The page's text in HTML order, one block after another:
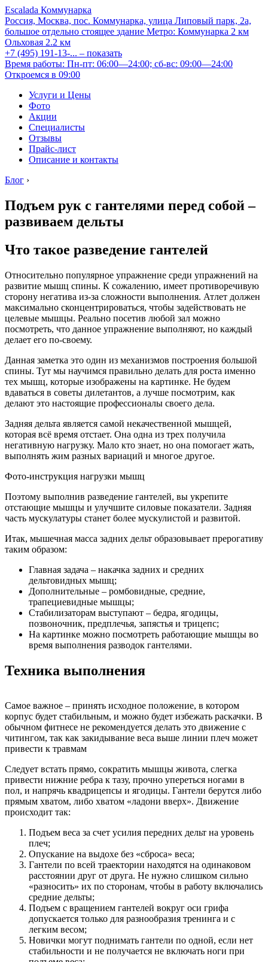
Escalada Коммунарка
Россия, Москва, пос. Коммунарка, улица Липовый парк, 2а,
большое отдельно стоящее здание Метро: Коммунарка 2 км
Ольховая 2.2 км
+7 (495) 191-13-... – показать
Время работы: Пн-пт: 06:00—24:00; сб-вс: 09:00—24:00
Откроемся в 09:00
Услуги и Цены
Фото
Акции
Специалисты
Отзывы
Прайс-лист
Описание и контакты
Блог ›
Подъем рук с гантелями перед собой –
развиваем дельты
Что такое разведение гантелей
Относительно популярное упражнение среди упражнений на
развитие мышц спины. К сожалению, имеет противоречивую
сторону негатива из-за сложности выполнения. Атлет должен
максимально сконцентрироваться, чтобы задействовать не
целевые мышцы. Реально посетив любой зал можно
посмотреть, что данное упражнение выполняют, но каждый
делает его по-своему.
Данная заметка это один из механизмов построения большой
спины. Тут мы научимся правильно делать для роста именно
тех мышц, которые изображены на картинке. Не будем
вдаваться в советы дилетантов, а лучше посмотрим, как
делают это настоящие профессионалы своего дела.
Задняя дельта является самой некачественной мышцей,
которая всё время отстает. Она одна из трех получила
негативную нагрузку. Мало кто знает, но она помогает жать,
выполнять жим разных вариаций и многое другое.
Фото-инструкция нагрузки мышц
Поэтому выполнив разведение гантелей, вы укрепите
отстающие мышцы и улучшите силовые показатели. Задняя
часть мускулатуры станет более мускулистой и развитой.
Итак, мышечная масса задних дельт образовывает прерогативу
таким образом:
Главная задача – накачка задних и средних
дельтовидных мышц;
Дополнительные – ромбовидные, средние,
трапециевидные мышцы;
Стабилизаторам выступают – бедра, ягодицы,
позвоночник, предплечья, запястья и трицепс;
На картинке можно посмотреть работающие мышцы во
время выполнения разводок гантелями.
Техника выполнения
Самое важное – принять исходное положение, в котором
корпус будет стабильным, и можно будет избежать раскачки. В
обычном фитнесе не рекомендуется делать это движение с
читингом, так как закидывание веса выше линии плеч может
привести к травмам
Следует встать прямо, сократить мышцы живота, слегка
привести нижние ребра к тазу, прочно упереться ногами в
пол, и напрячь квадрицепсы и ягодицы. Гантели берутся либо
прямым хватом, либо хватом «ладони вверх». Движение
происходит так:
Подъем веса за счет усилия передних дельт на уровень
плеч;
Опускание на выдохе без «сброса» веса;
Гантели по всей траектории находятся на одинаковом
расстоянии друг от друга. Не нужно слишком сильно
«разносить» их по сторонам, чтобы в работу включались
средние дельты;
Подъем с вращением гантелей вокруг оси грифа
допускается только для разнообразия тренинга и с
легким весом;
Новички могут поднимать гантели по одной, если нет
стабильности и не получается не включать ноги при